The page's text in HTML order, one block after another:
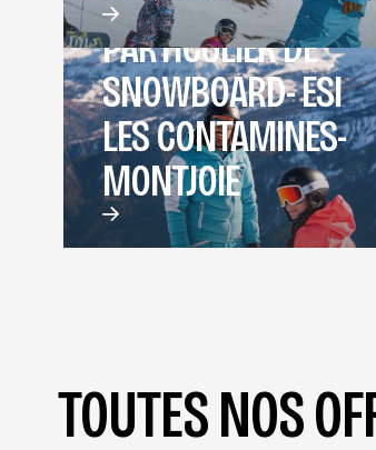
PARTICULIER DE
SNOWBOARD- ESI
LES CONTAMINES-
MONTJOIE
TOUTES NOS